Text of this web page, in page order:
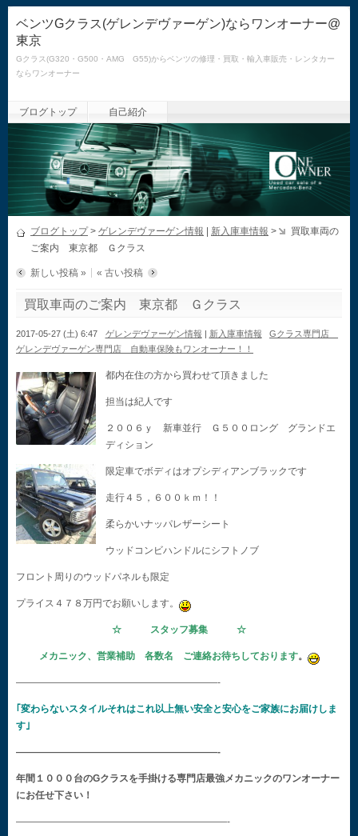
ベンツGクラス(ゲレンデヴァーゲン)ならワンオーナー@
東京
Gクラス(G320・G500・AMG G55)からベンツの修理・買取・輸入車販売・レンタカー
ならワンオーナー
ブログトップ 自己紹介
ブログトップ> ゲレンデヴァーゲン情報 新入庫車情報 >
買取車両の
ご案内 東京都 Ｇクラス
新しい投稿 » « 古い投稿
買取車両のご案内 東京都 Ｇクラス
2017-05-27 (土) 6:47 ゲレンデヴァーゲン情報 | 新入庫車情報
Gクラス専門店
ゲレンデヴァーゲン専門店 自動車保険もワンオーナー！！
都内在住の方から買わせて頂きました
担当は紀人です
２００６ｙ 新車並行 Ｇ５００ロング グランドエ
ディション
限定車でボディはオプシディアンブラックです
走行４５，６００ｋｍ！！
柔らかいナッパレザーシート
ウッドコンビハンドルにシフトノブ
フロント周りのウッドパネルも限定
プライス４７８万円でお願いします。
☆ スタッフ募集 ☆
メカニック、営業補助 各数名 ご連絡お待ちしております。
—————————————————————-
｢変わらないスタイルそれはこれ以上無い安全と安心をご家族にお届けしま
す｣
—————————————————————-
年間１０００台のGクラスを手掛ける専門店最強メカニックのワンオーナー
にお任せ下さい！
——————————————————————-